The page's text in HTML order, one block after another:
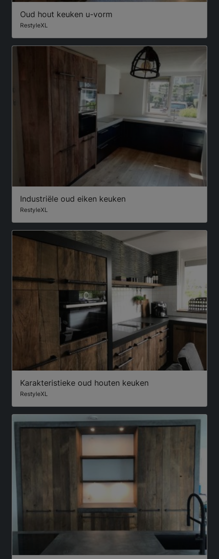
Oud hout keuken u-vorm
RestyleXL
Industriële oud eiken keuken
RestyleXL
Karakteristieke oud houten keuken
RestyleXL